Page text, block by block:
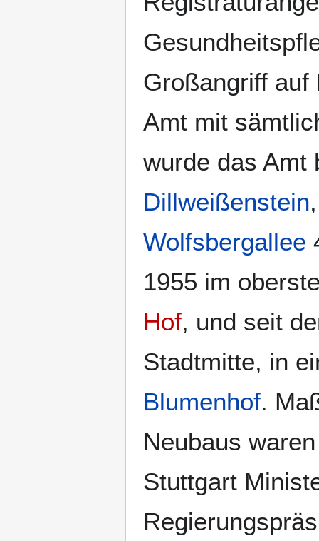
Großangriff
Amt mit
wurde das Amt
Dillweißenstein
Wolfsbergallee
1955 im
Hof, und seit
Stadtmitte, in
Blumenhof.
Neubaus
Stuttgart